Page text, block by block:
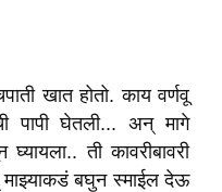
खात होतो. काय वर्णवू
पापी घेतली... अन् मागे
ती कावरीबावरी
बघुन स्माईल देऊ